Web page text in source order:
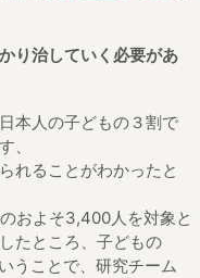
り治していく必要があ
本人の子どもの３割で
、
れることがわかったと
およそ3,400人を対象と
たところ、子どもの
うことで、研究チーム